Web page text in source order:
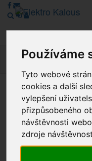
Používáme
Tyto webové
cookies a další
vylepšení
přizpůsobeného
návštěvnosti
zdroje
Vážení zákazníci, v
režimu Katalogu.
Děkujeme za pochopení.